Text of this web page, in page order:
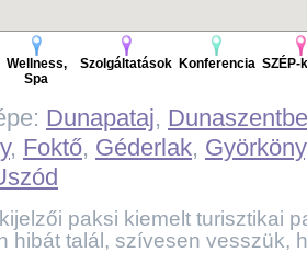
Wellness,
Spa
Szolgáltatások Konferencia SZÉP-
Dunapataj,
, Foktő, Géderlak, Györköny
paksi kiemelt turisztikai
hibát talál, szívesen vesszük,